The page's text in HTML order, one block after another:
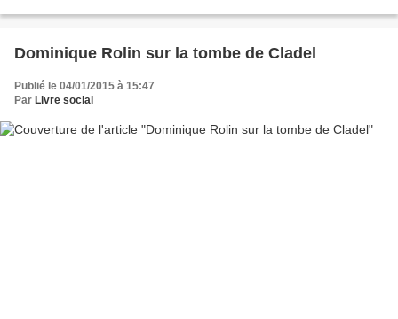
Dominique Rolin sur la tombe de Cladel
Publié le 04/01/2015 à 15:47
Par Livre social